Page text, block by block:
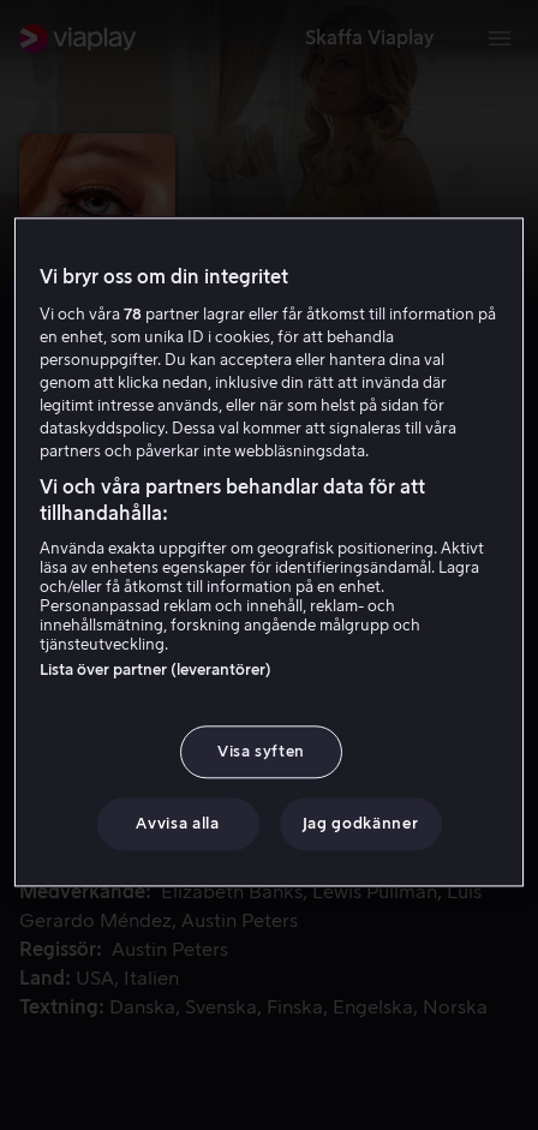
Skaffa Viaplay
Skincare
HD
Hyr 49 kr
Köp 89 kr
Se trailer
En Hollywood-hudterapeuts liv faller samman efter att
En Hollywood-hudterapeuts liv faller samman efter att
förgöra henne.
Medverkande Elizabeth Banks Lewis Pullman Luis
Gerardo Méndez
Austin Peters
Regissör
Austin Peters
Land
USA
Italien
Textning
Danska Svenska Finska Engelska Norska
Vi bryr oss om din integritet
Vi och våra78 partner lagrar eller får åtkomst till information på
en enhet, som unika ID i cookies, för att behandla
personuppgifter. Du kan acceptera eller hantera dina val
genom att klicka nedan, inklusive din rätt att invända där
legitimt intresse används, eller när som helst på sidan för
dataskyddspolicy. Dessa val kommer att signaleras till våra
partners och påverkar inte webbläsningsdata.
Vi och våra partners behandlar data för att
tillhandahålla:
Använda exakta uppgifter om geografisk positionering. Aktivt
läsa av enhetens egenskaper för identifieringsändamål. Lagra
och/eller få åtkomst till information på en enhet.
Personanpassad reklam och innehåll, reklam- och
innehållsmätning, forskning angående målgrupp och
tjänsteutveckling.
Lista över partner (leverantörer)
Visa syften
Avvisa alla Jag godkänner